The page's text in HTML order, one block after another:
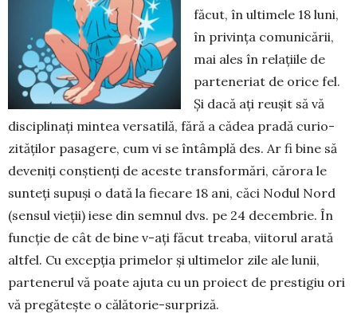
făcut, în ultimele 18 luni,
în privința comunicării,
mai ales în relațiile de
parteneriat de orice fel.
Și dacă ați reușit să vă
dis­ci­plinați mintea versatilă, fără a cădea pradă curio­
zită­ților pa­sagere, cum vi se întâmplă des. Ar fi bine să
deveniți con­știenți de aceste trans­formări, cărora le
sunteți supuși o dată la fie­care 18 ani, căci Nodul Nord
(sensul vieții) iese din semnul dvs. pe 24 decembrie. În
funcție de cât de bine v-ați făcut treaba, vii­torul arată
altfel. Cu excepția pri­melor și ultimelor zile ale lunii,
par­tenerul vă poate ajuta cu un proiect de prestigiu ori
vă pregătește o călătorie-sur­priză.